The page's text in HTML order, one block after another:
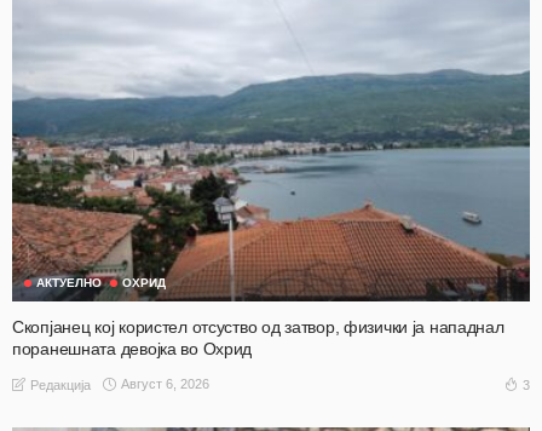
АКТУЕЛНО ОХРИД
Скопјанец кој користел отсуство од затвор, физички ја нападнал
поранешната девојка во Охрид
Редакција Август 6, 2026 3